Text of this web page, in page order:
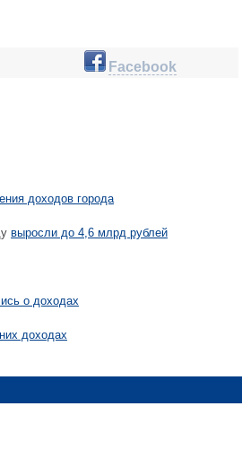
Facebook
доходов города
выросли до 4,6 млрд рублей
о доходах
доходах